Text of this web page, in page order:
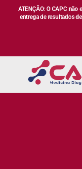
ATENÇÃO: O CAPC
entrega de resultados